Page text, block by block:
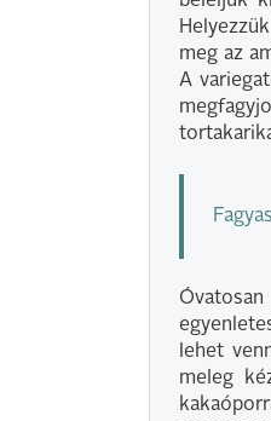
meg az
A
lehet
meleg